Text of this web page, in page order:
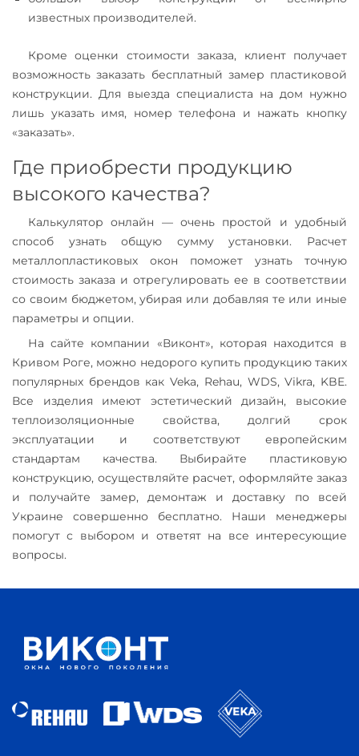
известных производителей.
Кроме оценки стоимости заказа, клиент получает
возможность заказать бесплатный замер пластиковой
конструкции. Для выезда специалиста на дом нужно
лишь указать имя, номер телефона и нажать кнопку
«заказать».
Где приобрести продукцию
высокого качества?
Калькулятор онлайн — очень простой и удобный
способ узнать общую сумму установки. Расчет
металлопластиковых окон поможет узнать точную
стоимость заказа и отрегулировать ее в соответствии
со своим бюджетом, убирая или добавляя те или иные
параметры и опции.
На сайте компании «Виконт», которая находится в
Кривом Роге, можно недорого купить продукцию таких
популярных брендов как Veka, Rehau, WDS, Vikra, KBE.
Все изделия имеют эстетический дизайн, высокие
теплоизоляционные свойства, долгий срок
эксплуатации и соответствуют европейским
стандартам качества. Выбирайте пластиковую
конструкцию, осуществляйте расчет, оформляйте заказ
и получайте замер, демонтаж и доставку по всей
Украине совершенно бесплатно. Наши менеджеры
помогут с выбором и ответят на все интересующие
вопросы.